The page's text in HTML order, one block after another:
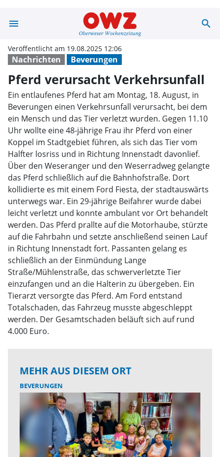
menu Pferd search
Nachrichten Beverungen
Veröffentlicht am 19.08.2025 12:06
Pferd verursacht Verkehrsunfall
Ein entlaufenes Pferd hat am Montag, 18. August, in
Beverungen einen Verkehrsunfall verursacht, bei dem
ein Mensch und das Tier verletzt wurden. Gegen 11.10
Uhr wollte eine 48-jährige Frau ihr Pferd von einer
Koppel im Stadtgebiet führen, als sich das Tier vom
Halfter losriss und in Richtung Innenstadt davonlief.
Über den Weseranger und den Weserradweg gelangte
das Pferd schließlich auf die Bahnhofstraße. Dort
kollidierte es mit einem Ford Fiesta, der stadtauswärts
unterwegs war. Ein 29-jährige Beifahrer wurde dabei
leicht verletzt und konnte ambulant vor Ort behandelt
werden. Das Pferd prallte auf die Motorhaube, stürzte
auf die Fahrbahn und setzte anschließend seinen Lauf
in Richtung Innenstadt fort. Passanten gelang es
schließlich an der Einmündung Lange
Straße/Mühlenstraße, das schwerverletzte Tier
einzufangen und an die Halterin zu übergeben. Ein
Tierarzt versorgte das Pferd. Am Ford entstand
Totalschaden, das Fahrzeug musste abgeschleppt
werden. Der Gesamtschaden beläuft sich auf rund
4.000 Euro.
MEHR AUS DIESEM ORT
BEVERUNGEN